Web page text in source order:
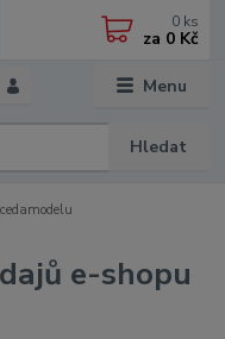
Menu
Hledat
0 ks
za 0 Kč
e-shopu